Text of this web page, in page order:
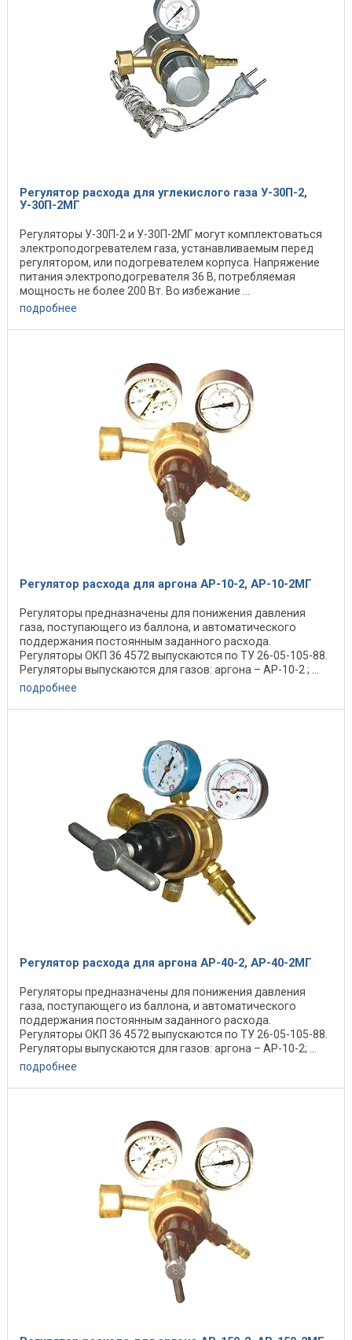
Регулятор расхода для углекислого газа У-30П-2,
У-30П-2МГ
Регуляторы У-30П-2 и У-30П-2МГ могут комплектоваться
электроподогревателем газа, устанавливаемым перед
регулятором, или подогревателем корпуса. Напряжение
питания электроподогревателя 36 В, потребляемая
мощность не более 200 Вт. Во избежание ...
подробнее
Регулятор расхода для аргона АР-10-2, АР-10-2МГ
Регуляторы предназначены для понижения давления
газа, поступающего из баллона, и автоматического
поддержания постоянным заданного расхода.
Регуляторы ОКП 36 4572 выпускаются по ТУ 26-05-105-88.
Регуляторы выпускаются для газов: аргона – АР-10-2 ; ...
подробнее
Регулятор расхода для аргона АР-40-2, АР-40-2МГ
Регуляторы предназначены для понижения давления
газа, поступающего из баллона, и автоматического
поддержания постоянным заданного расхода.
Регуляторы ОКП 36 4572 выпускаются по ТУ 26-05-105-88.
Регуляторы выпускаются для газов: аргона – АР-10-2; ...
подробнее